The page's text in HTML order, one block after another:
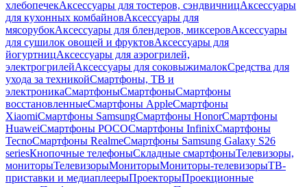
хлебопечекАксессуары для тостеров, сэндвичницАксессуары
для кухонных комбайновАксессуары для
мясорубокАксессуары для блендеров, миксеровАксессуары
для сушилок овощей и фруктовАксессуары для
йогуртницАксессуары для аэрогрилей,
электрогрилейАксессуары для соковыжималокСредства для
ухода за техникойСмартфоны, ТВ и
электроникаСмартфоныСмартфоныСмартфоны
восстановленныеСмартфоны AppleСмартфоны
XiaomiСмартфоны SamsungСмартфоны HonorСмартфоны
HuaweiСмартфоны POCOСмартфоны InfinixСмартфоны
TecnoСмартфоны RealmeСмартфоны Samsung Galaxy S26
seriesКнопочные телефоныСкладные смартфоныТелевизоры,
мониторыТелевизорыМониторыМониторы-телевизорыТВ-
приставки и медиаплеерыПроекторыПроекционные